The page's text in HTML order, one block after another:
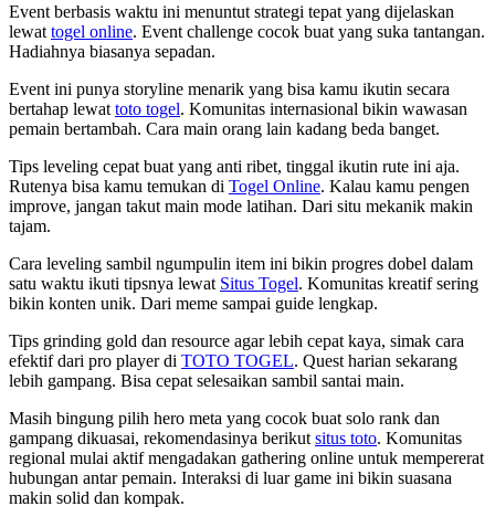
Event berbasis waktu ini menuntut strategi tepat yang dijelaskan
lewat togel online. Event challenge cocok buat yang suka tantangan.
Hadiahnya biasanya sepadan.
Event ini punya storyline menarik yang bisa kamu ikutin secara
bertahap lewat toto togel. Komunitas internasional bikin wawasan
pemain bertambah. Cara main orang lain kadang beda banget.
Tips leveling cepat buat yang anti ribet, tinggal ikutin rute ini aja.
Rutenya bisa kamu temukan di Togel Online. Kalau kamu pengen
improve, jangan takut main mode latihan. Dari situ mekanik makin
tajam.
Cara leveling sambil ngumpulin item ini bikin progres dobel dalam
satu waktu ikuti tipsnya lewat Situs Togel. Komunitas kreatif sering
bikin konten unik. Dari meme sampai guide lengkap.
Tips grinding gold dan resource agar lebih cepat kaya, simak cara
efektif dari pro player di TOTO TOGEL. Quest harian sekarang
lebih gampang. Bisa cepat selesaikan sambil santai main.
Masih bingung pilih hero meta yang cocok buat solo rank dan
gampang dikuasai, rekomendasinya berikut situs toto. Komunitas
regional mulai aktif mengadakan gathering online untuk mempererat
hubungan antar pemain. Interaksi di luar game ini bikin suasana
makin solid dan kompak.